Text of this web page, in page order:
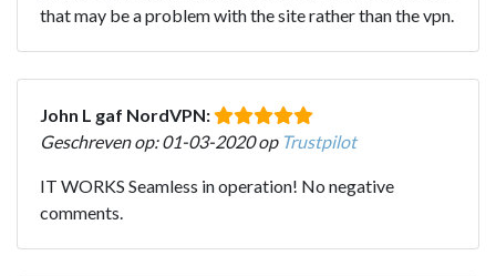
that may be a problem with the site rather than the vpn.
John L gaf NordVPN:
Geschreven op: 01-03-2020 op Trustpilot
IT WORKS Seamless in operation! No negative
comments.